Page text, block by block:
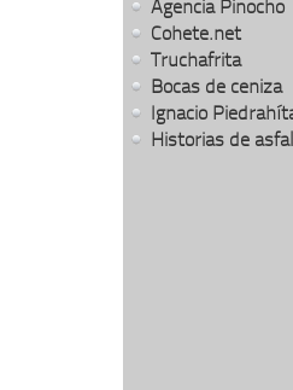
Agencia Pinocho
Cohete.net
Truchafrita
Bocas de ceniza
Ignacio
Historias de